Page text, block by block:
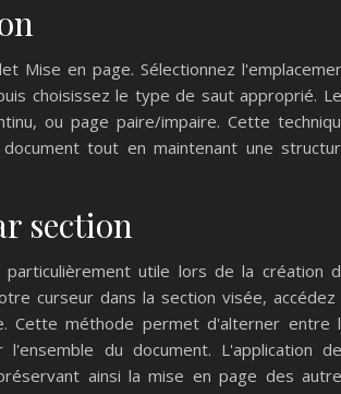
Mise en page. Sélectionnez
choisissez le type de saut approprié.
ou page paire/impaire. Cette
tout en maintenant une
section
utile lors de la création
curseur dans la section visée, accédez
Cette méthode permet d'alterner entre
du document. L'application
ainsi la mise en page des